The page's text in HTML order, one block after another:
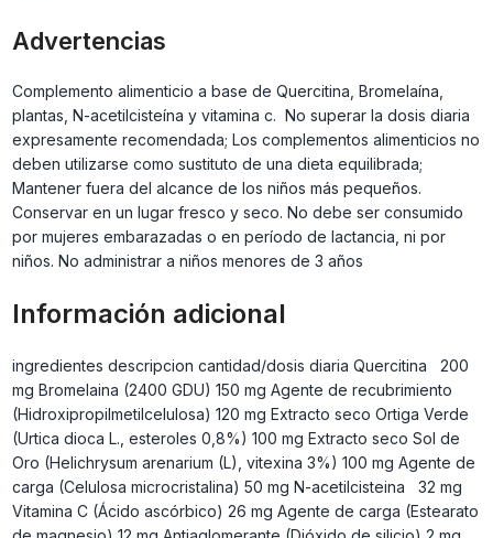
Advertencias
Complemento alimenticio a base de Quercitina, Bromelaína,
plantas, N-acetilcisteína y vitamina c. No superar la dosis diaria
expresamente recomendada; Los complementos alimenticios no
deben utilizarse como sustituto de una dieta equilibrada;
Mantener fuera del alcance de los niños más pequeños.
Conservar en un lugar fresco y seco. No debe ser consumido
por mujeres embarazadas o en período de lactancia, ni por
niños. No administrar a niños menores de 3 años
Información adicional
ingredientes descripcion cantidad/dosis diaria Quercitina 200
mg Bromelaina (2400 GDU) 150 mg Agente de recubrimiento
(Hidroxipropilmetilcelulosa) 120 mg Extracto seco Ortiga Verde
(Urtica dioca L., esteroles 0,8%) 100 mg Extracto seco Sol de
Oro (Helichrysum arenarium (L), vitexina 3%) 100 mg Agente de
carga (Celulosa microcristalina) 50 mg N-acetilcisteina 32 mg
Vitamina C (Ácido ascórbico) 26 mg Agente de carga (Estearato